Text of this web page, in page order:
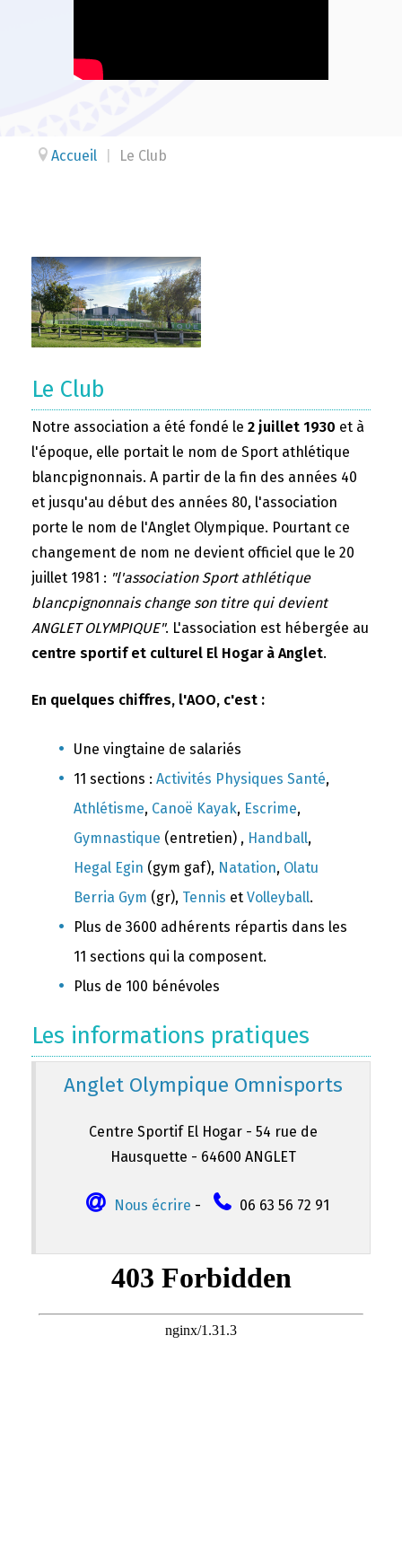
Accueil Le Club
Le Club
Notre association a été fondé le 2 juillet 1930 et à
l'époque, elle portait le nom de Sport athlétique
blancpignonnais. A partir de la fin des années 40
et jusqu'au début des années 80, l'association
porte le nom de l'Anglet Olympique. Pourtant ce
changement de nom ne devient officiel que le 20
juillet 1981 : "l'association Sport athlétique
blancpignonnais change son titre qui devient
ANGLET OLYMPIQUE". L'association est hébergée au
centre sportif et culturel El Hogar à Anglet.
En quelques chiffres, l'AOO, c'est :
Une vingtaine de salariés
11 sections : Activités Physiques Santé,
Athlétisme, Canoë Kayak, Escrime,
Gymnastique (entretien) , Handball,
Hegal Egin (gym gaf), Natation, Olatu
Berria Gym (gr), Tennis et Volleyball.
Plus de 3600 adhérents répartis dans les
11 sections qui la composent.
Plus de 100 bénévoles
Les informations pratiques
Anglet Olympique Omnisports
Centre Sportif El Hogar - 54 rue de
Hausquette - 64600 ANGLET
Nous écrire - 06 63 56 72 91